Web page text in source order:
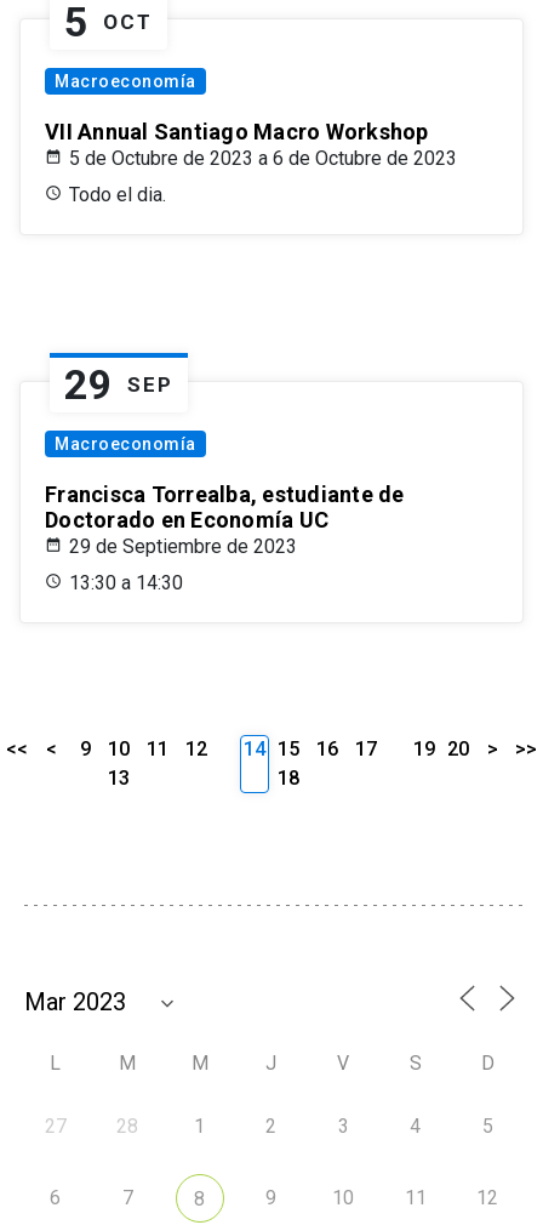
5 OCT
Macroeconomía
VII Annual Santiago Macro Workshop
5 de Octubre de 2023 a 6 de Octubre de 2023
Todo el dia.
29 SEP
Macroeconomía
Francisca Torrealba, estudiante de
Doctorado en Economía UC
29 de Septiembre de 2023
13:30 a 14:30
<< < 9 10 11
12
13
14 15 16
17
18
19 20 > >>
L M M J V S D
27 28 1 2 3 4 5
6 7 8 9 10 11 12